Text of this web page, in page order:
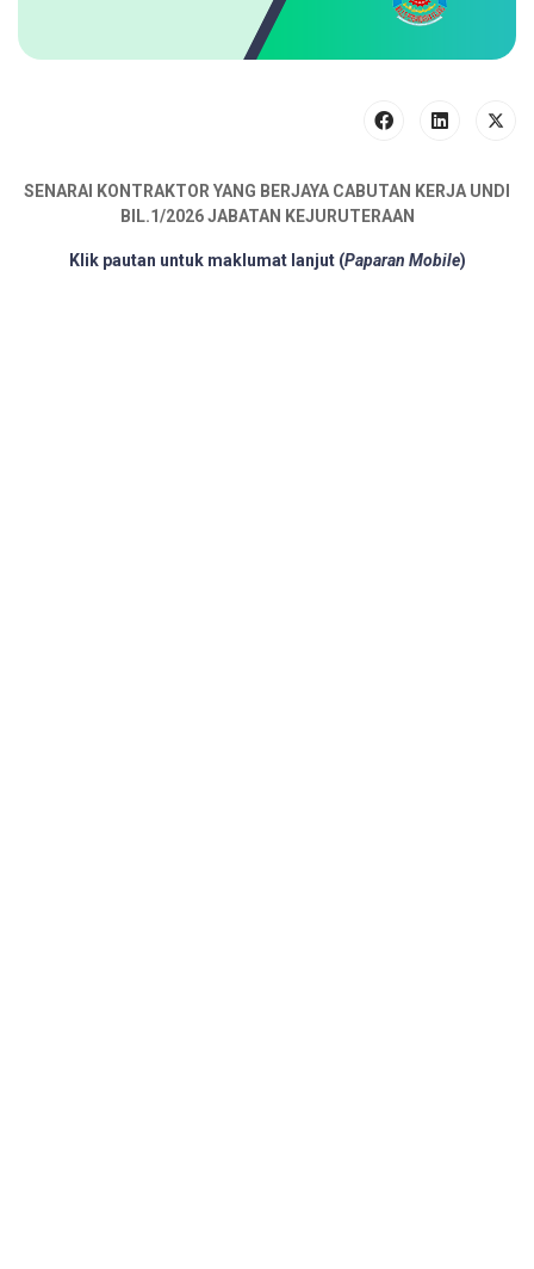
SENARAI KONTRAKTOR YANG BERJAYA CABUTAN KERJA UNDI
BIL.1/2026 JABATAN KEJURUTERAAN
Klik pautan untuk maklumat lanjut (Paparan Mobile)